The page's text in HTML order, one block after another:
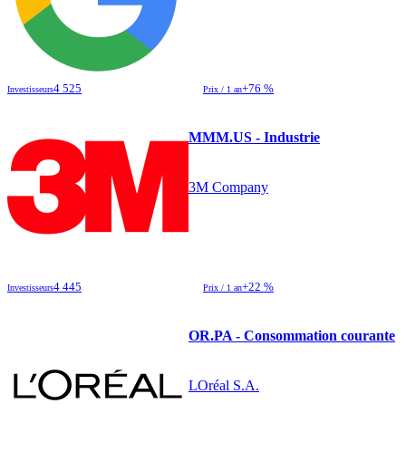
Investisseurs4 525 Prix / 1 an+76 %
MMM.US - Industrie
3M Company
Investisseurs4 445 Prix / 1 an+22 %
OR.PA - Consommation courante
LOréal S.A.